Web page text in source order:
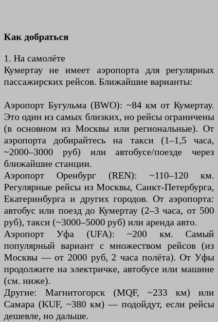
Как добраться
1. На самолёте
Кумертау не имеет аэропорта для регулярных
пассажирских рейсов. Ближайшие варианты:
Аэропорт Бугульма (BWO): ~84 км от Кумертау.
Это один из самых близких, но рейсы ограничены
(в основном из Москвы или региональные). От
аэропорта добирайтесь на такси (1–1,5 часа,
~2000–3000 руб) или автобусе/поезде через
ближайшие станции.
Аэропорт Оренбург (REN): ~110–120 км.
Регулярные рейсы из Москвы, Санкт-Петербурга,
Екатеринбурга и других городов. От аэропорта:
автобус или поезд до Кумертау (2–3 часа, от 500
руб), такси (~3000–5000 руб) или аренда авто.
Аэропорт Уфа (UFA): ~200 км. Самый
популярный вариант с множеством рейсов (из
Москвы — от 2000 руб, 2 часа полёта). От Уфы
продолжите на электричке, автобусе или машине
(см. ниже).
Другие: Магнитогорск (MQF, ~233 км) или
Самара (KUF, ~380 км) — подойдут, если рейсы
дешевле, но дальше.